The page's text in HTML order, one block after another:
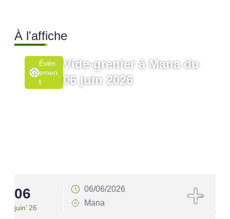
À l'affiche
Évén
Emen
T
Vide-grenier à Mana du
06 juin 2026
06
juin’ 26
06/06/2026
Mana